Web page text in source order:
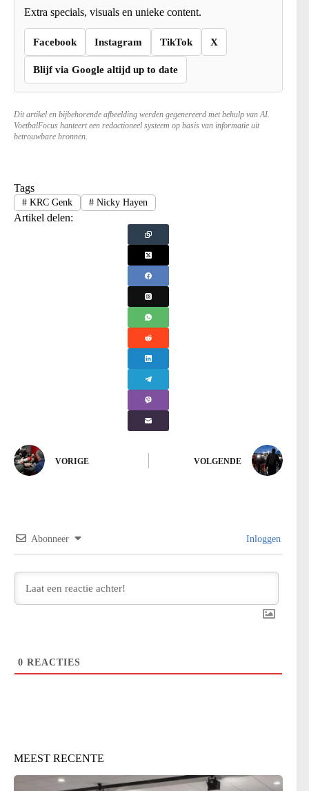
Extra specials, visuals en unieke content.
Facebook Instagram TikTok X
Blijf via Google altijd up to date
Dit artikel en bijbehorende afbeelding werden gegenereerd met behulp van AI.
VoetbalFocus hanteert een redactioneel systeem op basis van informatie uit
betrouwbare bronnen.
Tags
#KRC Genk #Nicky Hayen
Artikel delen:
VORIGE VOLGENDE
Abonneer Inloggen
0 REACTIES
MEEST RECENTE